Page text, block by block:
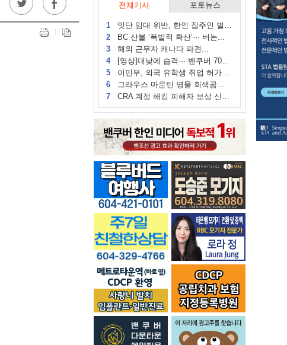
전체기사 포토뉴스
1잇단 임대 위반, 한인 집주인 벌금...
2BC 산불 ‘폭발적 확산’··· 버논...
3해외 근무자 캐나다 파견...
4[영상]대낮에 습격··· 밴쿠버 70대...
5이민부, 외국 유학생 취업 허가...
6그라우스 마운틴 명물 회색곰...
7CRA 계정 해킹 피해자 보상 신청 시작